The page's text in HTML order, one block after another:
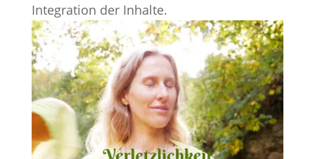
Integration der Inhalte.